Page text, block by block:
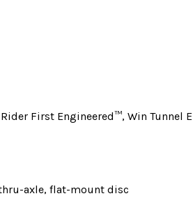
Rider First Engineered™, Win
thru-axle, flat-mount disc